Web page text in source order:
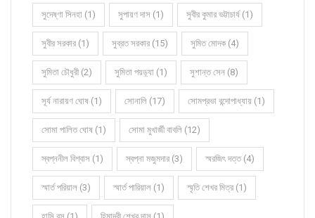
সুদেষ্ণা সিনহা (1) সুপায়ণ দাস (1) সুবীর কুমার ভট্টাচার্য (1)
সুবীর সরকার (1) সুব্রত সরকার (15) সুমিত মোদক (4)
সুমিতা চৌধুরী (2) সুমিতা পয়ড়্যা (1) সুশান্ত সেন (8)
সূর্য নারায়ণ ঘোষ (1) সোনালি (17) সোমপ্রভা বন্দোপাধ্যায় (1)
সোমা পালিত ঘোষ (1) সোমা মুখার্জী বাবলি (12)
স্বপ্ননীল বিশ্বাস (1) স্বপ্না মজুমদার (3) স্মরজিৎ দত্ত (4)
স্মার্ত পরিয়াল (3) স্মার্ত পারিয়াল (1) স্মৃতি শেখর মিত্র (1)